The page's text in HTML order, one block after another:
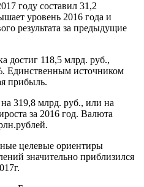
году составил 31,2
уровень 2016 года и
результата за предыдущие
достиг 118,5 млрд. руб.,
Единственным источником
прибыль.
319,8 млрд. руб., или на
за 2016 год. Валюта
целевые ориентиры
значительно приблизился